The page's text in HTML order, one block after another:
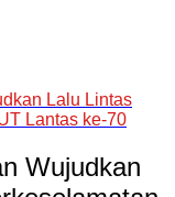
Lalu Lintas
Lantas ke-70
Wujudkan